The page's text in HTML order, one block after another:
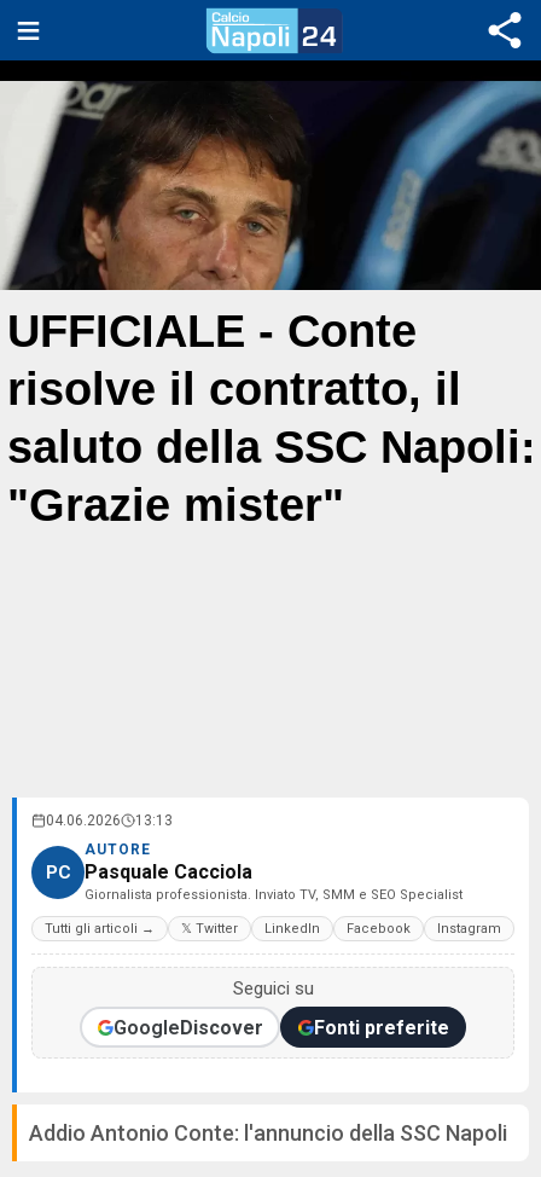
UFFICIALE - Conte
risolve il contratto, il
saluto della SSC Napoli:
"Grazie mister"
04.06.2026 13:13
PC
AUTORE
Pasquale Cacciola
Giornalista professionista. Inviato TV, SMM e SEO Specialist
Tutti gli articoli → 𝕏 Twitter LinkedIn Facebook Instagram
Seguici su
GoogleDiscover Fonti preferite
Addio Antonio Conte: l'annuncio della SSC Napoli